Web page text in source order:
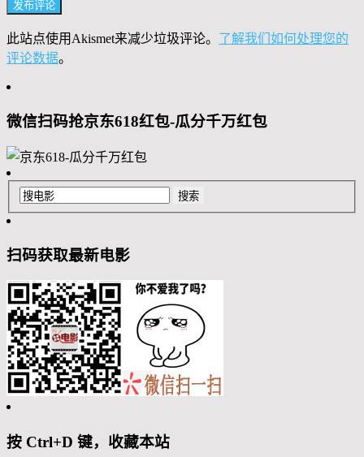
此站点使用Akismet来减少垃圾评论。 了解我们如何处理您的
评论数据。
微信扫码抢京东618红包-瓜分千万红包
扫码获取最新电影
按 Ctrl+D 键，收藏本站